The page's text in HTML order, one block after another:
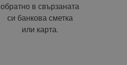
обратно в свързаната
си банкова сметка
или карта.